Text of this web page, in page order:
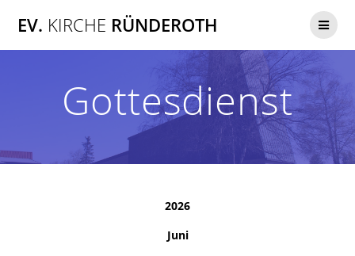
Inhalt
EV. KIRCHE RÜNDEROTH
Gottesdienst
2026
Juni